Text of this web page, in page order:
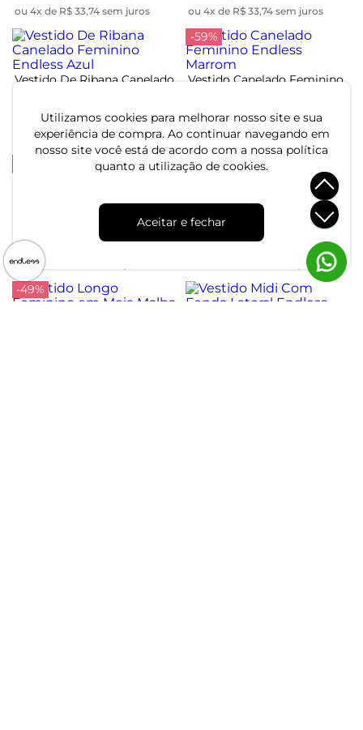
Utilizamos cookies para melhorar nosso site e sua
experiência de compra. Ao continuar navegando em
nosso site você está de acordo com a nossa política
quanto a utilização de cookies.
Aceitar e fechar
ou 4x de R$ 33,74 sem juros ou 4x de R$ 33,74 sem juros
Vestido De Ribana Canelado
R$ 109,99
ou 3x de R$ 36,66 sem juros
-59%
Vestido Canelado Feminino
R$ 144,99 R$ 59,99
ou 2x de R$ 29,99 sem juros
Vestido Midi em
Viscotorcion Feminino
R$ 184,99 R$ 74,99
ou 2x de R$ 37,49 sem juros
-50%
Vestido Curto Feminino Em
Malha Lantejoula Endless
R$ 139,99 R$ 69,99
ou 2x de R$ 34,99 sem juros
-49%